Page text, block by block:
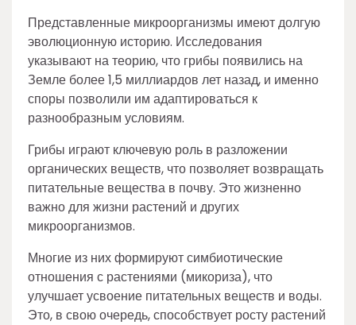
Представленные микроорганизмы имеют долгую
эволюционную историю. Исследования
указывают на теорию, что грибы появились на
Земле более 1,5 миллиардов лет назад, и именно
споры позволили им адаптироваться к
разнообразным условиям.
Грибы играют ключевую роль в разложении
органических веществ, что позволяет возвращать
питательные вещества в почву. Это жизненно
важно для жизни растений и других
микроорганизмов.
Многие из них формируют симбиотические
отношения с растениями (микориза), что
улучшает усвоение питательных веществ и воды.
Это, в свою очередь, способствует росту растений